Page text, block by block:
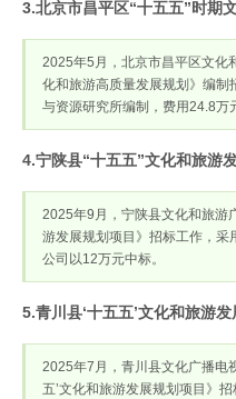
3.北京市昌平区“十五五”时期
2025年5月，北京市昌平区文化
化和旅游高质量发展规划》编制
与资源研究所编制，费用24.8万
4.宁陕县“十五五”文化和旅游
2025年9月，宁陕县文化和旅游
游发展规划项目》招标工作，采
公司以12万元中标。
5.青川县‘十五五’文化和旅游
2025年7月，青川县文化广播电
五’文化和旅游发展规划项目》